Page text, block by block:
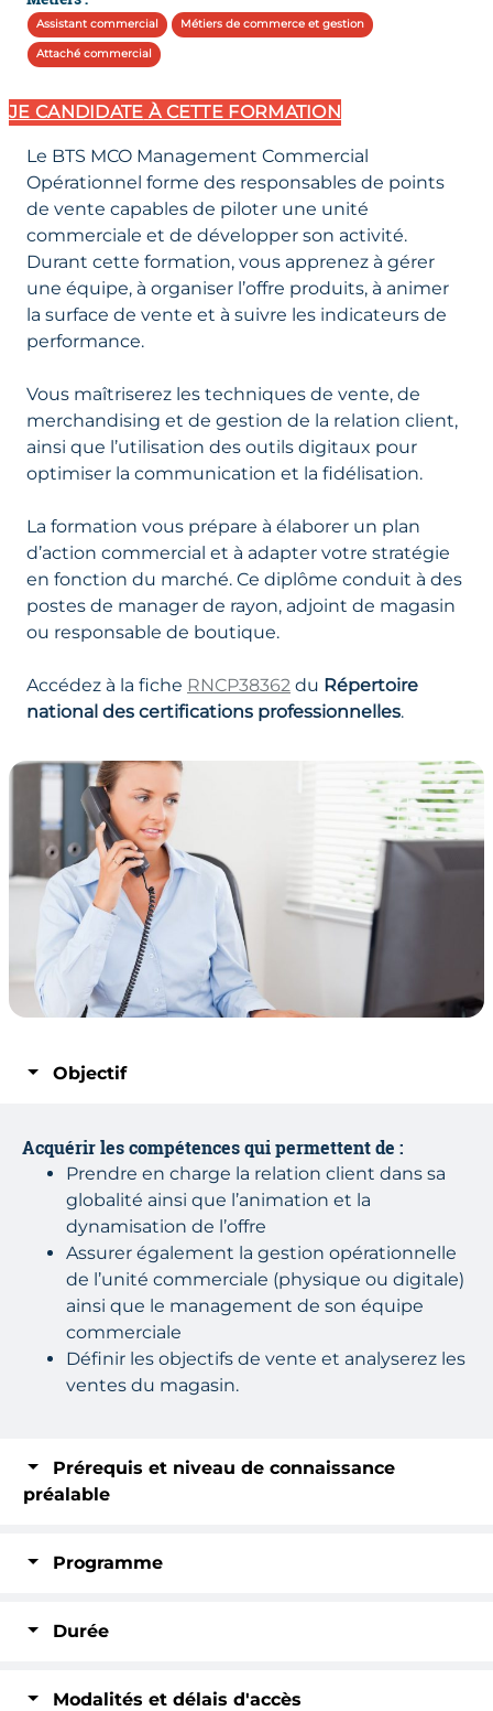
Assistant commercial Métiers de commerce et gestion
Attaché commercial
JE CANDIDATE À CETTE FORMATION
Le BTS MCO Management Commercial
Opérationnel forme des responsables de points
de vente capables de piloter une unité
commerciale et de développer son activité.
Durant cette formation, vous apprenez à gérer
une équipe, à organiser l’offre produits, à animer
la surface de vente et à suivre les indicateurs de
performance.
Vous maîtriserez les techniques de vente, de
merchandising et de gestion de la relation client,
ainsi que l’utilisation des outils digitaux pour
optimiser la communication et la fidélisation.
La formation vous prépare à élaborer un plan
d’action commercial et à adapter votre stratégie
en fonction du marché. Ce diplôme conduit à des
postes de manager de rayon, adjoint de magasin
ou responsable de boutique.
Accédez à la fiche RNCP38362 du Répertoire
national des certifications professionnelles.
Objectif
Acquérir les compétences qui permettent de :
Prendre en charge la relation client dans sa
globalité ainsi que l’animation et la
dynamisation de l’offre
Assurer également la gestion opérationnelle
de l’unité commerciale (physique ou digitale)
ainsi que le management de son équipe
commerciale
Définir les objectifs de vente et analyserez les
ventes du magasin.
préalable
Programme
Durée
Modalités et délais d'accès